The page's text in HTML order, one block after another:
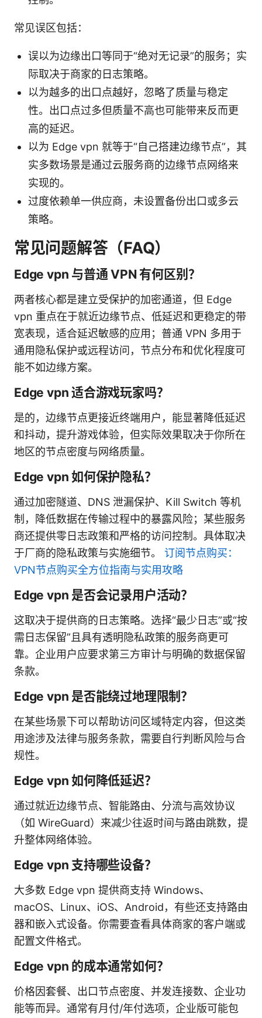
常见误区包括：
误以为边缘出口等同于“绝对无记录”的服务；实
际取决于商家的日志策略。
以为越多的出口点越好，忽略了质量与稳定
性。出口点过多但质量不高也可能带来反而更
高的延迟。
以为 Edge vpn 就等于“自己搭建边缘节点”，其
实多数场景是通过云服务商的边缘节点网络来
实现的。
过度依赖单一供应商，未设置备份出口或多云
策略。
常见问题解答（FAQ）
Edge vpn 与普通 VPN 有何区别？
两者核心都是建立受保护的加密通道，但 Edge
vpn 重点在于就近边缘节点、低延迟和更稳定的带
宽表现，适合延迟敏感的应用；普通 VPN 多用于
通用隐私保护或远程访问，节点分布和优化程度可
能不如边缘方案。
Edge vpn 适合游戏玩家吗？
是的，边缘节点更接近终端用户，能显著降低延迟
和抖动，提升游戏体验，但实际效果取决于你所在
地区的节点密度与网络质量。
Edge vpn 如何保护隐私？
通过加密隧道、DNS 泄漏保护、Kill Switch 等机
制，降低数据在传输过程中的暴露风险；某些服务
商还提供零日志政策和严格的访问控制。具体取决
于厂商的隐私政策与实施细节。 订阅节点购买：
VPN节点购买全方位指南与实用攻略
Edge vpn 是否会记录用户活动？
这取决于提供商的日志策略。选择“最少日志”或“按
需日志保留”且具有透明隐私政策的服务商更可
靠。企业用户应要求第三方审计与明确的数据保留
条款。
Edge vpn 是否能绕过地理限制？
在某些场景下可以帮助访问区域特定内容，但这类
用途涉及法律与服务条款，需要自行判断风险与合
规性。
Edge vpn 如何降低延迟？
通过就近边缘节点、智能路由、分流与高效协议
（如 WireGuard）来减少往返时间与路由跳数，提
升整体网络体验。
Edge vpn 支持哪些设备？
大多数 Edge vpn 提供商支持 Windows、
macOS、Linux、iOS、Android，有些还支持路由
器和嵌入式设备。你需要查看具体商家的客户端或
配置文件格式。
Edge vpn 的成本通常如何？
价格因套餐、出口节点密度、并发连接数、企业功
能等而异。通常有月付/年付选项，企业版可能包